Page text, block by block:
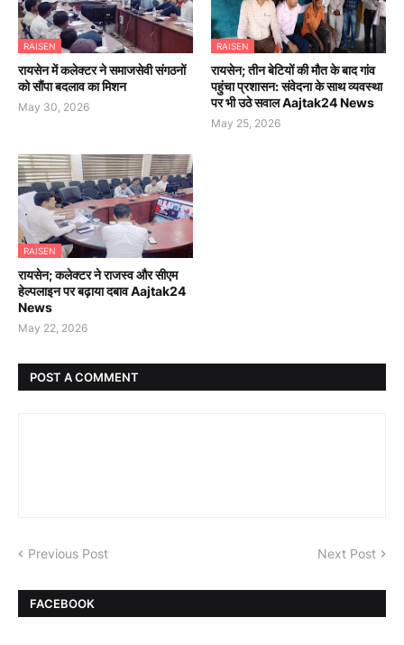
RAISEN
रायसेन में कलेक्टर ने समाजसेवी संगठनों
को सौंपा बदलाव का मिशन
May 30, 2026
RAISEN
रायसेन; तीन बेटियों की मौत के बाद गांव
पहुंचा प्रशासन: संवेदना के साथ व्यवस्था
पर भी उठे सवाल Aajtak24 News
May 25, 2026
RAISEN
रायसेन; कलेक्टर ने राजस्व और सीएम
हेल्पलाइन पर बढ़ाया दबाव Aajtak24
News
May 22, 2026
POST A COMMENT
Previous Post Next Post
FACEBOOK